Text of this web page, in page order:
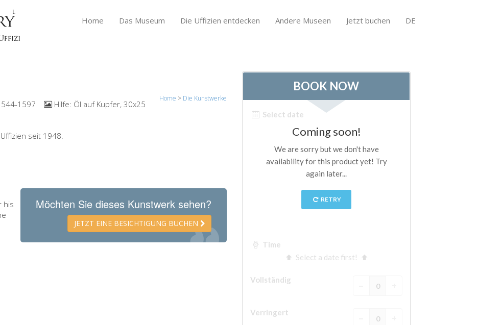
Home Das Museum Die Uffizien entdecken Andere Museen Jetzt buchen DE
Home > Die Kunstwerke
1597 Hilfe: Öl auf Kupfer, 30x25
seit 1948.
Möchten Sie dieses Kunstwerk sehen?
JETZT EINE BESICHTIGUNG BUCHEN
his